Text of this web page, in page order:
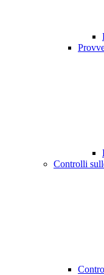
Controlli